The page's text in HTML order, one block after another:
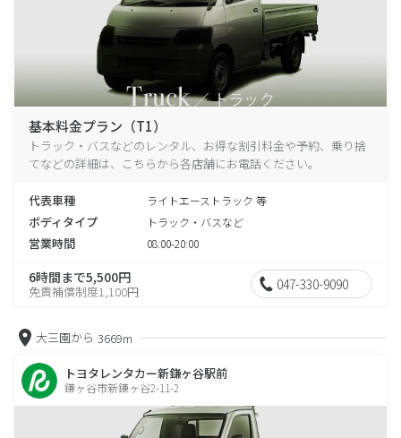
基本料金プラン（T1）
トラック・バスなどのレンタル、お得な割引料金や予約、乗り捨
てなどの詳細は、こちらから各店舗にお電話ください。
代表車種 ライトエーストラック 等
ボディタイプ トラック・バスなど
営業時間 08:00-20:00
6時間まで5,500円
免責補償制度1,100円 047-330-9090
大三園から 3669m
トヨタレンタカー新鎌ヶ谷駅前
鎌ヶ谷市新鎌ヶ谷2-11-2